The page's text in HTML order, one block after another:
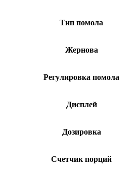
Тип помола
Жернова
Регулировка помола
Дисплей
Дозировка
Счетчик порций